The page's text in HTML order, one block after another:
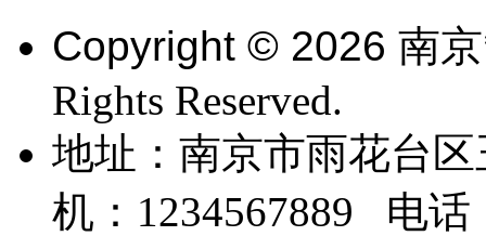
Copyright © 2026 南
Rights Reserved.
地址：南京市雨花台
机：1234567889 电